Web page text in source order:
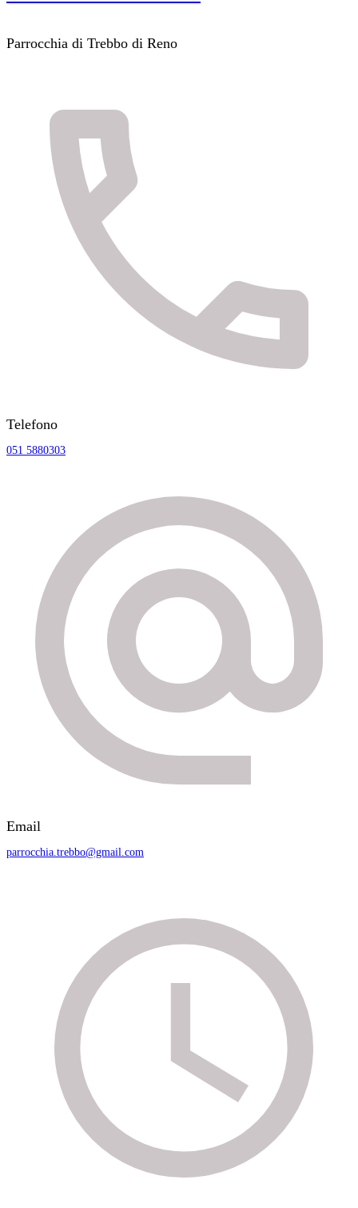
Parrocchia di Trebbo di Reno
Telefono
051 5880303
Email
parrocchia.trebbo@gmail.com